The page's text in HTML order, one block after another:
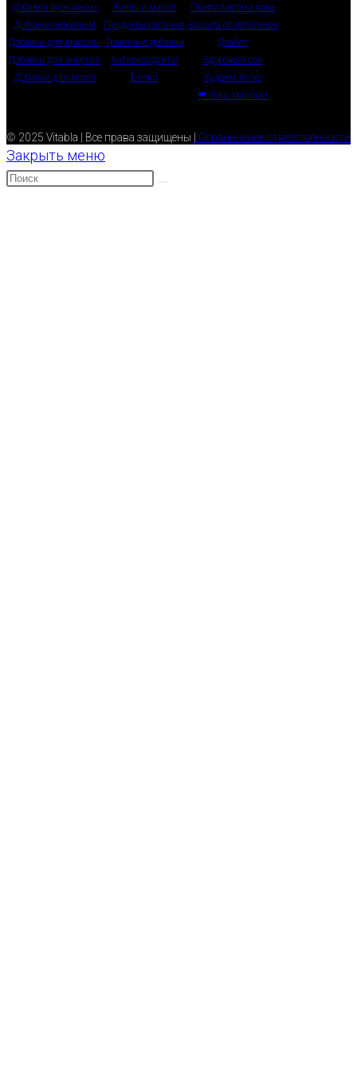
Добавки мужчинам
Добавки пожилым
Добавки для красоты
Добавки для энергии
Добавки для мозга
Жиры и масла
Продукты питания
Травяные добавки
Антиоксиданты
Белки
Профилактика рака
Защита от патогенов
Диабет
Здоровый сон
Худеем легко
❤ Наш магазин
© 2025 Vitabla | Все права защищены | Ограничение ответственности
Закрыть меню